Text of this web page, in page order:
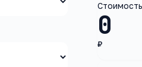
0
₽